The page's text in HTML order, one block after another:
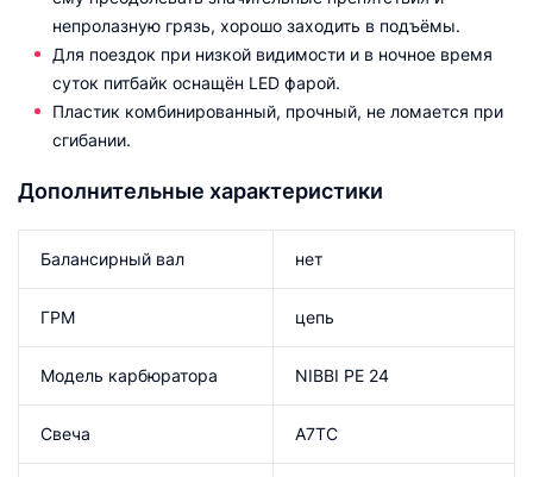
непролазную грязь, хорошо заходить в подъёмы.
Для поездок при низкой видимости и в ночное время
суток питбайк оснащён LED фарой.
Пластик комбинированный, прочный, не ломается при
сгибании.
Дополнительные характеристики
Балансирный вал нет
ГРМ цепь
Модель карбюратора NIBBI PE 24
Свеча A7TC